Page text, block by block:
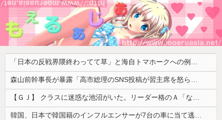
「日本の反戦界隈終わってて草」と海自トマホークへの例の界隈の反応が話題に、今になって存在に気付いてしまった結果……
森山前幹事長が暴露「高市総理のSNS投稿が習主席を怒らせた」 「その投稿が中国側（習近平主席）を怒らせ、日中関係をこじらせる大きなきっかけになった」
【ＧＪ】 クラスに迷惑な池沼がいた。リーダー格のＡ「なんで支援学級に入れないんですか？」先生「背の高い低いと同じで、これも個性なの！差別は...
韓国、日本で韓国籍のインフルエンサーが7台の車に当て逃げして逮捕されたのに「また日本は嫌韓しようとしている」と決めつけて責任転嫁